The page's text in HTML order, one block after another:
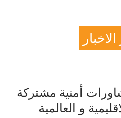
أمنية مشتركة
و العالمية